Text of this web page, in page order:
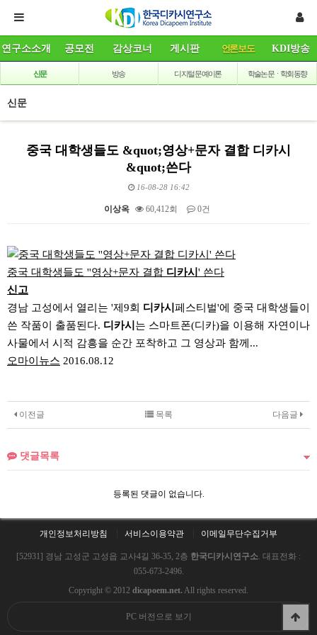
연구소소개 공모전 감상코너 게시판 언론보도 KDI방송
신문 방송 디지털 문예이론 학술논문ㆍ학회동향
신문
중국 대학생들도 &quot;영상+문자 결합 디카시
&quot;쓴다
16-08-28 16:42
이상옥 60,412회 0건
본문
중국 대학생들도 ''영상+문자 결합 디카시 ' 쓴다
신고
경남 고성에서 열리는 '제9회 디카시 페스티벌'에 중국 대학생들이
쓴 작품이 출품된다. 디카시 는 스마트폰(디카)을 이용해 자연이나
사물에서 시적 감흥을 순간 포착하고 그 영상과 함께...
오마이뉴스 2016.08.12
이전글 다음글
목록
댓글목록
등록된 댓글이 없습니다.
개인정보처리방침 서비스이용약관 이메일무단수집거부
[52931] 경남 고성군 고성읍 교사4길 36-35, 2층 한국디카시연구소. 대표전화 :
055-673-2496.
Copyright © 2012 dicapoem.net. All rights reserved.
PC 버전으로 보기